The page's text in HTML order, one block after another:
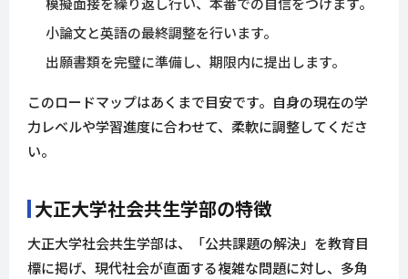
小論文と英語の最終調整を行います。
出願書類を完璧に準備し、期限内に提出します。
このロードマップはあくまで目安です。自身の現在の学
力レベルや学習進度に合わせて、柔軟に調整してくださ
い。
大正大学社会共生学部の特徴
大正大学社会共生学部は、「公共課題の解決」を教育目
標に掲げ、現代社会が直面する複雑な問題に対し、多角